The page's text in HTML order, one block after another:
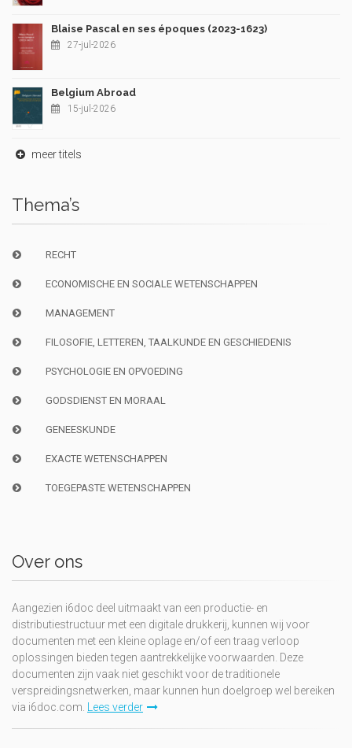
Blaise Pascal en ses époques (2023-1623)
27-jul-2026
Belgium Abroad
15-jul-2026
meer titels
Thema’s
RECHT
ECONOMISCHE EN SOCIALE WETENSCHAPPEN
MANAGEMENT
FILOSOFIE, LETTEREN, TAALKUNDE EN GESCHIEDENIS
PSYCHOLOGIE EN OPVOEDING
GODSDIENST EN MORAAL
GENEESKUNDE
EXACTE WETENSCHAPPEN
TOEGEPASTE WETENSCHAPPEN
Over ons
Aangezien i6doc deel uitmaakt van een productie- en
distributiestructuur met een digitale drukkerij, kunnen wij voor
documenten met een kleine oplage en/of een traag verloop
oplossingen bieden tegen aantrekkelijke voorwaarden. Deze
documenten zijn vaak niet geschikt voor de traditionele
verspreidingsnetwerken, maar kunnen hun doelgroep wel bereiken
via i6doc.com. Lees verder